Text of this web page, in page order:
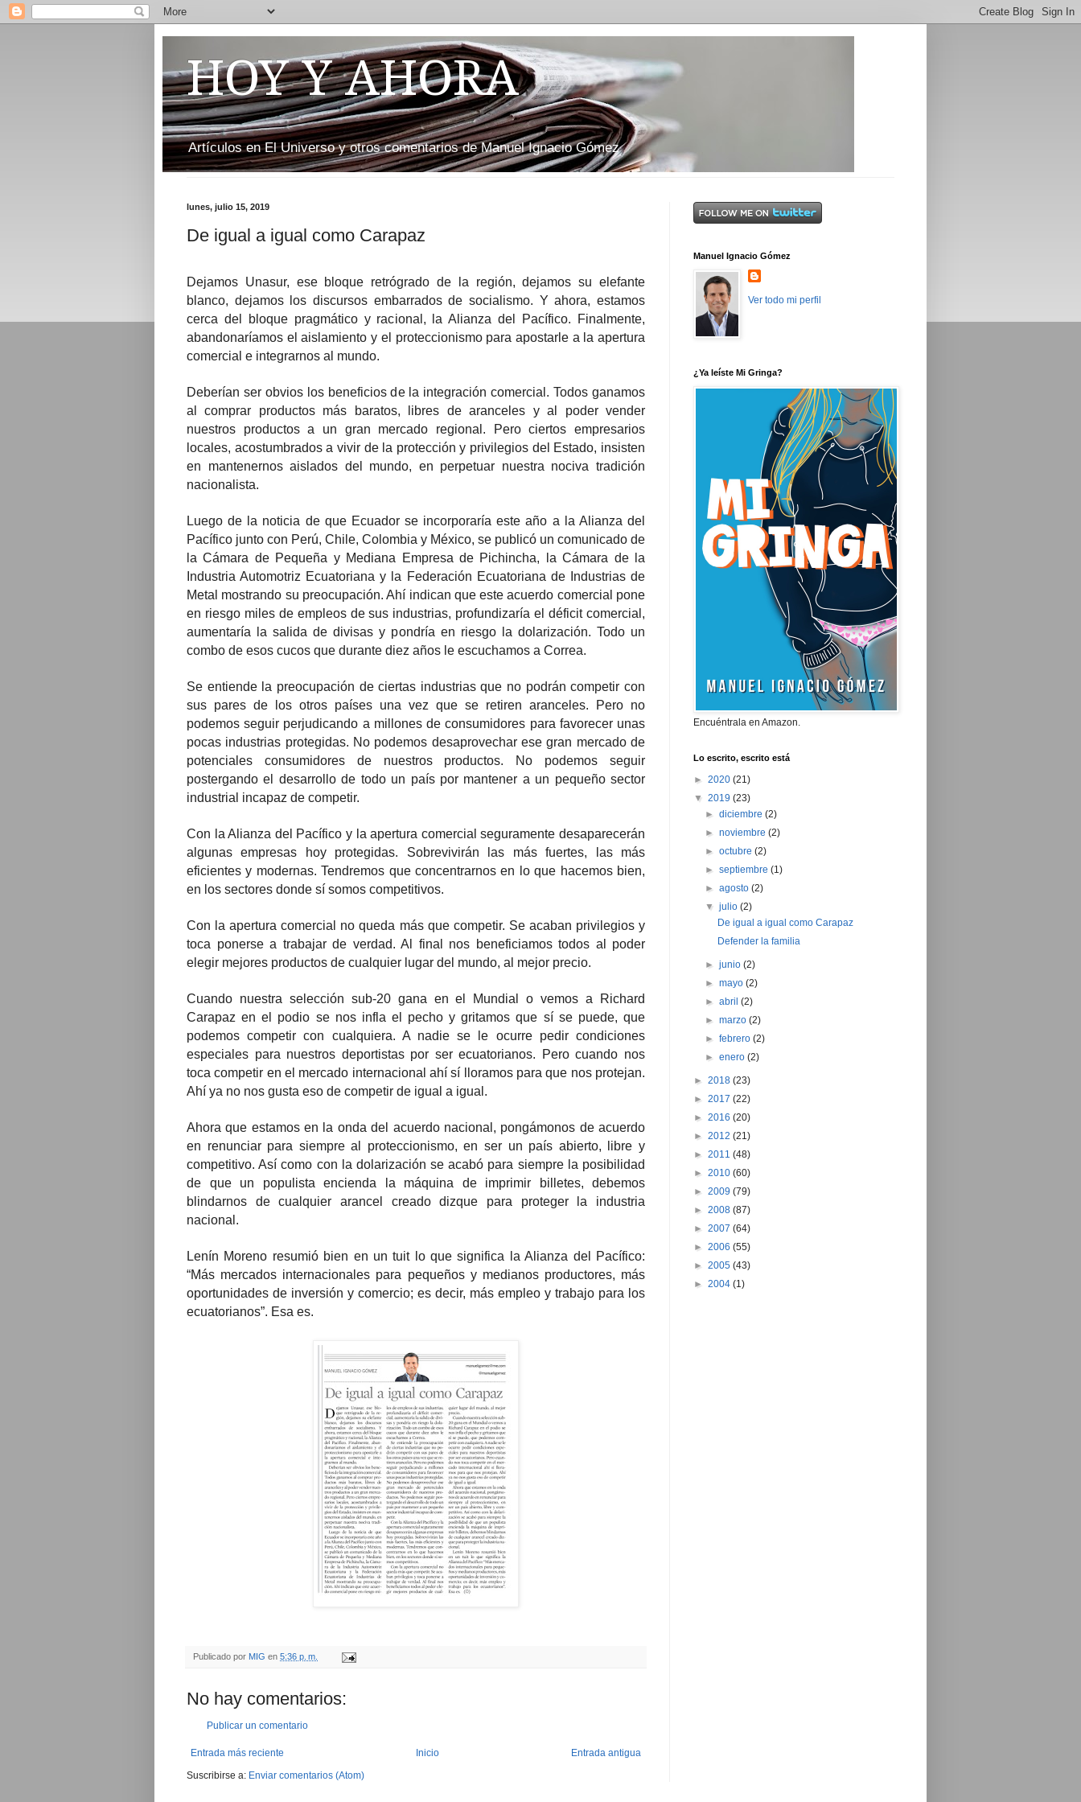
HOY Y AHORA
Artículos en El Universo y otros comentarios de Manuel Ignacio Gómez
lunes, julio 15, 2019
De igual a igual como Carapaz
Dejamos Unasur, ese bloque retrógrado de la región, dejamos su elefante
blanco, dejamos los discursos embarrados de socialismo. Y ahora, estamos
cerca del bloque pragmático y racional, la Alianza del Pacífico. Finalmente,
abandonaríamos el aislamiento y el proteccionismo para apostarle a la apertura
comercial e integrarnos al mundo.
Deberían ser obvios los beneficios de la integración comercial. Todos ganamos
al comprar productos más baratos, libres de aranceles y al poder vender
nuestros productos a un gran mercado regional. Pero ciertos empresarios
locales, acostumbrados a vivir de la protección y privilegios del Estado, insisten
en mantenernos aislados del mundo, en perpetuar nuestra nociva tradición
nacionalista.
Luego de la noticia de que Ecuador se incorporaría este año a la Alianza del
Pacífico junto con Perú, Chile, Colombia y México, se publicó un comunicado de
la Cámara de Pequeña y Mediana Empresa de Pichincha, la Cámara de la
Industria Automotriz Ecuatoriana y la Federación Ecuatoriana de Industrias de
Metal mostrando su preocupación. Ahí indican que este acuerdo comercial pone
en riesgo miles de empleos de sus industrias, profundizaría el déficit comercial,
aumentaría la salida de divisas y pondría en riesgo la dolarización. Todo un
combo de esos cucos que durante diez años le escuchamos a Correa.
Se entiende la preocupación de ciertas industrias que no podrán competir con
sus pares de los otros países una vez que se retiren aranceles. Pero no
podemos seguir perjudicando a millones de consumidores para favorecer unas
pocas industrias protegidas. No podemos desaprovechar ese gran mercado de
potenciales consumidores de nuestros productos. No podemos seguir
postergando el desarrollo de todo un país por mantener a un pequeño sector
industrial incapaz de competir.
Con la Alianza del Pacífico y la apertura comercial seguramente desaparecerán
algunas empresas hoy protegidas. Sobrevivirán las más fuertes, las más
eficientes y modernas. Tendremos que concentrarnos en lo que hacemos bien,
en los sectores donde sí somos competitivos.
Con la apertura comercial no queda más que competir. Se acaban privilegios y
toca ponerse a trabajar de verdad. Al final nos beneficiamos todos al poder
elegir mejores productos de cualquier lugar del mundo, al mejor precio.
Cuando nuestra selección sub-20 gana en el Mundial o vemos a Richard
Carapaz en el podio se nos infla el pecho y gritamos que sí se puede, que
podemos competir con cualquiera. A nadie se le ocurre pedir condiciones
especiales para nuestros deportistas por ser ecuatorianos. Pero cuando nos
toca competir en el mercado internacional ahí sí lloramos para que nos protejan.
Ahí ya no nos gusta eso de competir de igual a igual.
Ahora que estamos en la onda del acuerdo nacional, pongámonos de acuerdo
en renunciar para siempre al proteccionismo, en ser un país abierto, libre y
competitivo. Así como con la dolarización se acabó para siempre la posibilidad
de que un populista encienda la máquina de imprimir billetes, debemos
blindarnos de cualquier arancel creado dizque para proteger la industria
nacional.
Lenín Moreno resumió bien en un tuit lo que significa la Alianza del Pacífico:
“Más mercados internacionales para pequeños y medianos productores, más
oportunidades de inversión y comercio; es decir, más empleo y trabajo para los
ecuatorianos”. Esa es.
Publicado por MIG en 5:36 p. m.
No hay comentarios:
Publicar un comentario
Entrada más reciente Entrada antigua
Inicio
Suscribirse a: Enviar comentarios (Atom)
Manuel Ignacio Gómez
Ver todo mi perfil
¿Ya leíste Mi Gringa?
Encuéntrala en Amazon.
Lo escrito, escrito está
► 2020 (21)
▼ 2019 (23)
►diciembre(2)
►noviembre(2)
►octubre(2)
►septiembre(1)
►agosto(2)
▼julio(2)
De igual a igual como Carapaz
Defender la familia
►junio(2)
►mayo(2)
►abril(2)
►marzo(2)
►febrero(2)
►enero(2)
► 2018 (23)
► 2017 (22)
► 2016 (20)
► 2012 (21)
► 2011 (48)
► 2010 (60)
► 2009 (79)
► 2008 (87)
► 2007 (64)
► 2006 (55)
► 2005 (43)
► 2004 (1)